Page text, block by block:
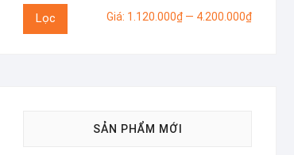
Giá
Giá
Lọc Giá: 1.120.000₫ — 4.200.000₫
SẢN PHẨM MỚI